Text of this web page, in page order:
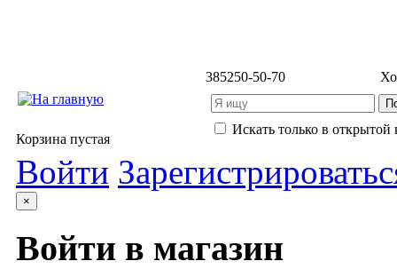
385250-50-70
Искать только в открытой
Корзина пустая
Войти
×
Войти в магазин